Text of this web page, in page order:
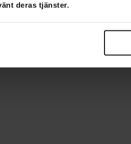
deras tjänster.